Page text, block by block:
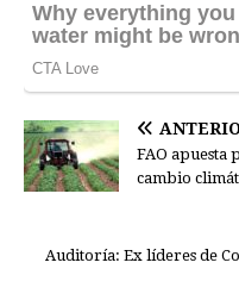
FAO
cambio
Auditoría: Ex líderes de